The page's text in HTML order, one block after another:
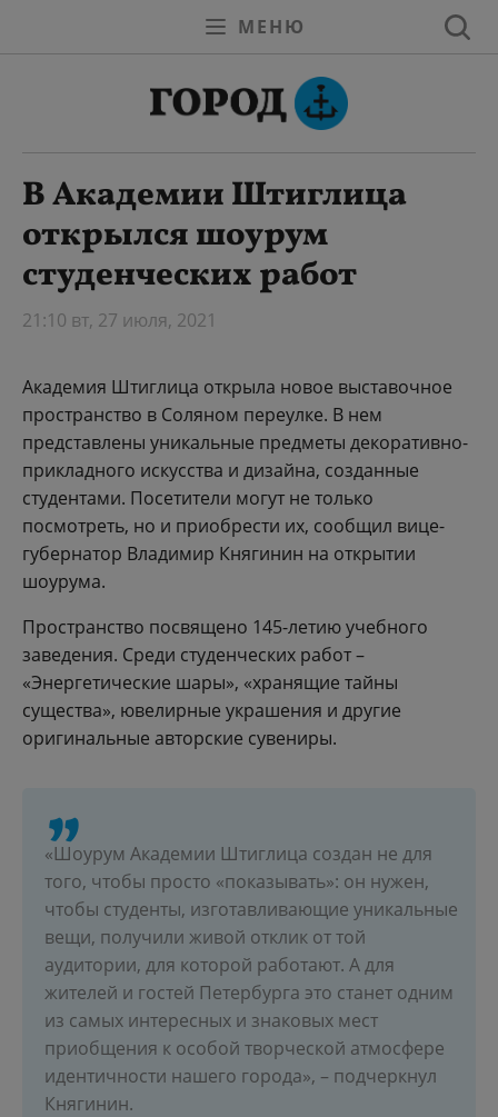
МЕНЮ
В Академии Штиглица
открылся шоурум
студенческих работ
21:10 вт, 27 июля, 2021
Академия Штиглица открыла новое выставочное
пространство в Соляном переулке. В нем
представлены уникальные предметы декоративно-
прикладного искусства и дизайна, созданные
студентами. Посетители могут не только
посмотреть, но и приобрести их, сообщил вице-
губернатор Владимир Княгинин на открытии
шоурума.
Пространство посвящено 145-летию учебного
заведения. Среди студенческих работ –
«Энергетические шары», «хранящие тайны
существа», ювелирные украшения и другие
оригинальные авторские сувениры.
«Шоурум Академии Штиглица создан не для
того, чтобы просто «показывать»: он нужен,
чтобы студенты, изготавливающие уникальные
вещи, получили живой отклик от той
аудитории, для которой работают. А для
жителей и гостей Петербурга это станет одним
из самых интересных и знаковых мест
приобщения к особой творческой атмосфере
идентичности нашего города», – подчеркнул
Княгинин.